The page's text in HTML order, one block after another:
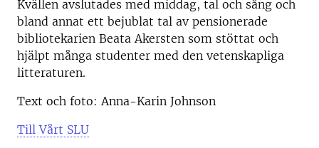
Kvällen avslutades med middag, tal och sång och
bland annat ett bejublat tal av pensionerade
bibliotekarien Beata Akersten som stöttat och
hjälpt många studenter med den vetenskapliga
litteraturen.
Text och foto: Anna-Karin Johnson
Till Vårt SLU